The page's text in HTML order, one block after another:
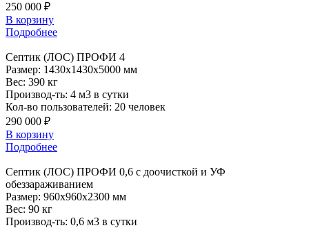
250 000 ₽
В корзину
Подробнее
Септик (ЛОС) ПРОФИ 4
Размер: 1430x1430x5000 мм
Вес: 390 кг
Производ-ть: 4 м3 в сутки
Кол-во пользователей: 20 человек
290 000 ₽
В корзину
Подробнее
Септик (ЛОС) ПРОФИ 0,6 с доочисткой и УФ
обеззараживанием
Размер: 960x960x2300 мм
Вес: 90 кг
Производ-ть: 0,6 м3 в сутки